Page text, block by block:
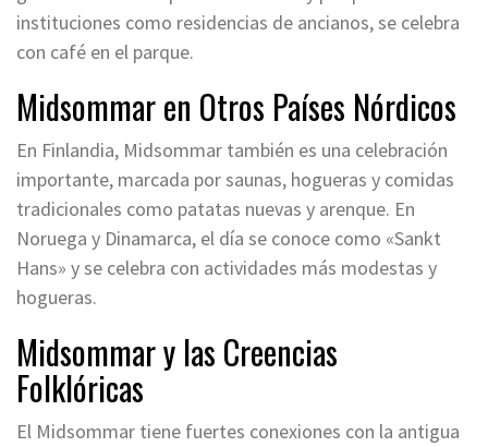
instituciones como residencias de ancianos, se celebra
con café en el parque.
Midsommar en Otros Países Nórdicos
En Finlandia, Midsommar también es una celebración
importante, marcada por saunas, hogueras y comidas
tradicionales como patatas nuevas y arenque. En
Noruega y Dinamarca, el día se conoce como «Sankt
Hans» y se celebra con actividades más modestas y
hogueras.
Midsommar y las Creencias
Folklóricas
El Midsommar tiene fuertes conexiones con la antigua